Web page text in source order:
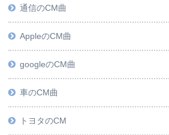
通信のCM曲
AppleのCM曲
googleのCM曲
車のCM曲
トヨタのCM